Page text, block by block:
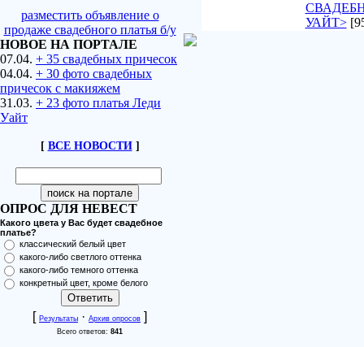
разместить объявление о
продаже свадебного платья б/у
НОВОЕ НА ПОРТАЛЕ
07.04. + 35 свадебных причесок
04.04. + 30 фото свадебных
причесок с макияжем
31.03. + 23 фото платья Леди
Уайт
[ ВСЕ НОВОСТИ]
ОПРОС ДЛЯ НЕВЕСТ
Какого цвета у Вас будет свадебное
платье?
классический белый цвет
какого-либо светлого оттенка
какого-либо темного оттенка
конкретный цвет, кроме белого
[ Результаты · Архив опросов ]
Всего ответов: 841
УАЙТ>